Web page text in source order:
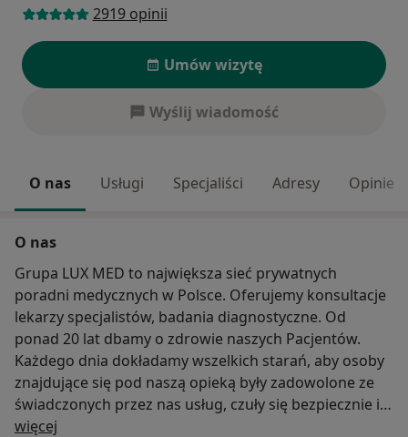
2919 opinii
Umów wizytę
Wyślij wiadomość
O nas Usługi Specjaliści Adresy Opinie
O nas
Grupa LUX MED to największa sieć prywatnych
poradni medycznych w Polsce. Oferujemy konsultacje
lekarzy specjalistów, badania diagnostyczne. Od
ponad 20 lat dbamy o zdrowie naszych Pacjentów.
Każdego dnia dokładamy wszelkich starań, aby osoby
znajdujące się pod naszą opieką były zadowolone ze
świadczonych przez nas usług, czuły się bezpiecznie i
wiedziały, że mogą liczyć na pomoc i poradę
więcej